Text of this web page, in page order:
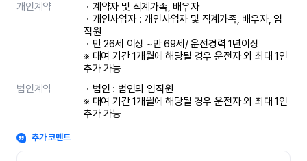
개인계약
ㆍ계약자 및 직계가족, 배우자
ㆍ개인사업자 : 개인사업자 및 직계가족, 배우자, 임
직원
ㆍ만 26세 이상 ~만 69세/ 운전경력 1년이상
※ 대여 기간 1개월에 해당될 경우 운전자 외 최대 1인
추가 가능
법인계약
ㆍ법인 : 법인의 임직원
※ 대여 기간 1개월에 해당될 경우 운전자 외 최대 1인
추가 가능
추가 코멘트